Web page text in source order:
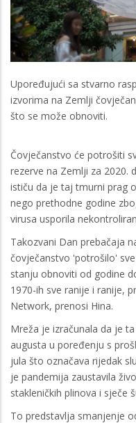
Upoređujući sa stvarno
izvorima na Zemlji
što se može obnoviti.
Čovječanstvo će potrošiti
rezerve na Zemlji za 2020.
ističu da je taj tmurni prag
nego prethodne godine
virusa usporila
Takozvani Dan prebačaja
čovječanstvo 'potrošilo'
stanju obnoviti od godine
1970-ih sve ranije i ranije,
Network, prenosi Hina.
Mreža je izračunala da je
augusta u poređenju s
jula što označava rijedak
je pandemija zaustavila
stakleničkih plinova i sječe
To predstavlja smanjenje